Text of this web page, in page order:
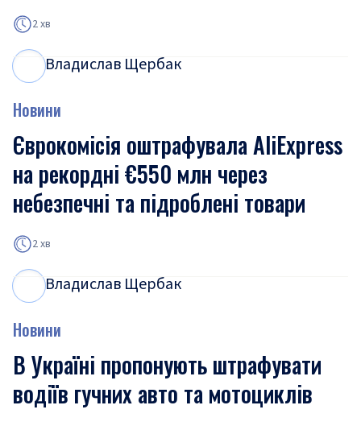
2 хв
Владислав Щербак
Новини
Єврокомісія оштрафувала AliExpress
на рекордні €550 млн через
небезпечні та підроблені товари
2 хв
Владислав Щербак
Новини
В Україні пропонують штрафувати
водіїв гучних авто та мотоциклів